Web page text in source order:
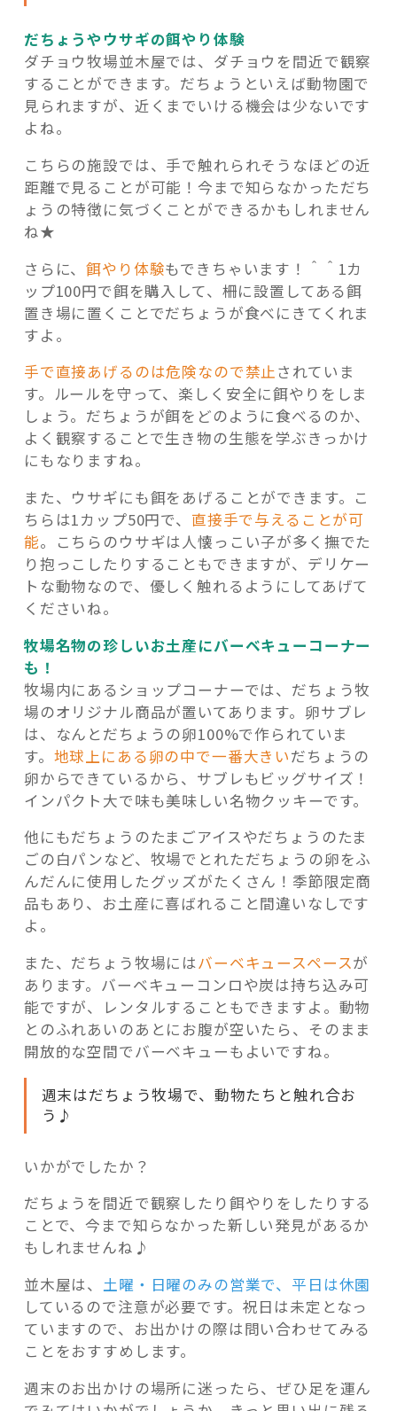
だちょうやウサギの餌やり体験
ダチョウ牧場並木屋では、ダチョウを間近で観察
することができます。だちょうといえば動物園で
見られますが、近くまでいける機会は少ないです
よね。
こちらの施設では、手で触れられそうなほどの近
距離で見ることが可能！今まで知らなかっただち
ょうの特徴に気づくことができるかもしれません
ね★
さらに、餌やり体験もできちゃいます！＾＾1カ
ップ100円で餌を購入して、柵に設置してある餌
置き場に置くことでだちょうが食べにきてくれま
すよ。
手で直接あげるのは危険なので禁止されていま
す。ルールを守って、楽しく安全に餌やりをしま
しょう。だちょうが餌をどのように食べるのか、
よく観察することで生き物の生態を学ぶきっかけ
にもなりますね。
また、ウサギにも餌をあげることができます。こ
ちらは1カップ50円で、 直接手で与えることが可
能。こちらのウサギは人懐っこい子が多く撫でた
り抱っこしたりすることもできますが、デリケー
トな動物なので、優しく触れるようにしてあげて
くださいね。
牧場名物の珍しいお土産にバーベキューコーナー
も！
牧場内にあるショップコーナーでは、だちょう牧
場のオリジナル商品が置いてあります。卵サブレ
は、なんとだちょうの卵100%で作られていま
す。 地球上にある卵の中で一番大きいだちょうの
卵からできているから、サブレもビッグサイズ！
インパクト大で味も美味しい名物クッキーです。
他にもだちょうのたまごアイスやだちょうのたま
ごの白パンなど、牧場でとれただちょうの卵をふ
んだんに使用したグッズがたくさん！季節限定商
品もあり、お土産に喜ばれること間違いなしです
よ。
また、だちょう牧場にはバーベキュースペースが
あります。バーベキューコンロや炭は持ち込み可
能ですが、レンタルすることもできますよ。動物
とのふれあいのあとにお腹が空いたら、そのまま
開放的な空間でバーベキューもよいですね。
週末はだちょう牧場で、動物たちと触れ合お
う♪
いかがでしたか？
だちょうを間近で観察したり餌やりをしたりする
ことで、今まで知らなかった新しい発見があるか
もしれませんね♪
並木屋は、 土曜・日曜のみの営業で、平日は休園
しているので注意が必要です。祝日は未定となっ
ていますので、お出かけの際は問い合わせてみる
ことをおすすめします。
週末のお出かけの場所に迷ったら、ぜひ足を運ん